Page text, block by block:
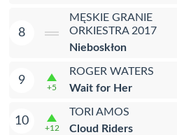
8
MĘSKIE GRANIE
ORKIESTRA 2017
Nieboskłon
9
+5
ROGER WATERS
Wait for Her
10
+12
TORI AMOS
Cloud Riders